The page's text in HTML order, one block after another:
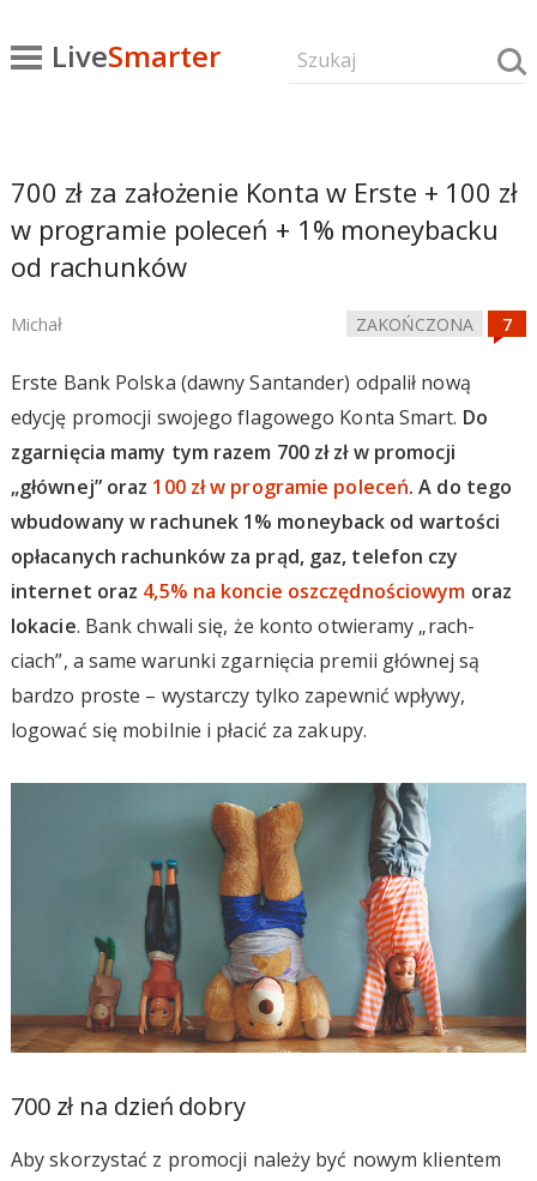
LiveSmarter
700 zł za założenie Konta w Erste + 100 zł
w programie poleceń + 1% moneybacku
od rachunków
Michał ZAKOŃCZONA
Erste Bank Polska (dawny Santander) odpalił nową
edycję promocji swojego flagowego Konta Smart. Do
zgarnięcia mamy tym razem 700 zł zł w promocji
„głównej” oraz 100 zł w programie poleceń. A do tego
wbudowany w rachunek 1% moneyback od wartości
opłacanych rachunków za prąd, gaz, telefon czy
internet oraz 4,5% na koncie oszczędnościowym oraz
lokacie. Bank chwali się, że konto otwieramy „rach-
ciach”, a same warunki zgarnięcia premii głównej są
bardzo proste – wystarczy tylko zapewnić wpływy,
logować się mobilnie i płacić za zakupy.
700 zł na dzień dobry
Aby skorzystać z promocji należy być nowym klientem